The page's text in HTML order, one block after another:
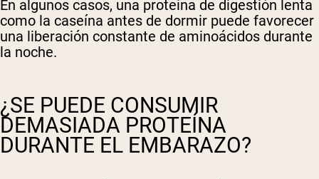
En algunos casos, una proteína de digestión lenta
como la caseína antes de dormir puede favorecer
una liberación constante de aminoácidos durante
la noche.
¿SE PUEDE CONSUMIR
DEMASIADA PROTEÍNA
DURANTE EL EMBARAZO?